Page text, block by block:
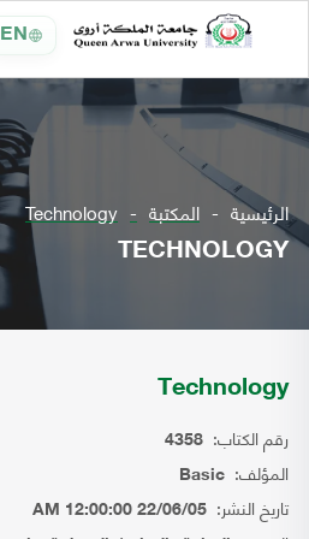
EN
الرئيسية المكتبة Technology
TECHNOLOGY
Technology
رقم الكتاب: 4358
المؤلف: Basic
تاريخ النشر: 22/06/05 12:00:00 AM